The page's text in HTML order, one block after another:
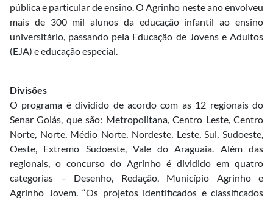
pública e particular de ensino. O Agrinho neste ano envolveu
mais de 300 mil alunos da educação infantil ao ensino
universitário, passando pela Educação de Jovens e Adultos
(EJA) e educação especial.
Divisões
O programa é dividido de acordo com as 12 regionais do
Senar Goiás, que são: Metropolitana, Centro Leste, Centro
Norte, Norte, Médio Norte, Nordeste, Leste, Sul, Sudoeste,
Oeste, Extremo Sudoeste, Vale do Araguaia. Além das
regionais, o concurso do Agrinho é dividido em quatro
categorias – Desenho, Redação, Município Agrinho e
Agrinho Jovem. “Os projetos identificados e classificados